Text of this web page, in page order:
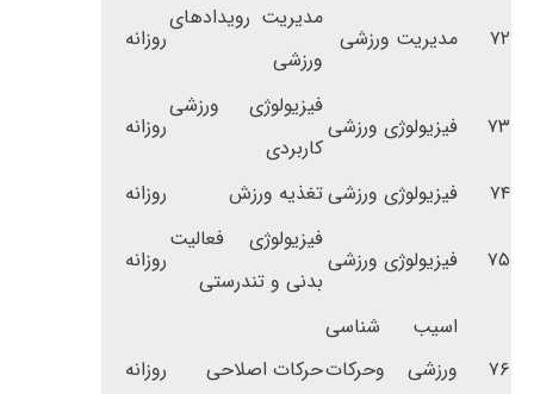
۷۲ مدیریت ورزشی
مدیریت رویدادهای
ورزشی
روزانه
۷۳ فیزیولوژی ورزشی
فیزیولوژی ورزشی
کاربردی
روزانه
۷۴ فیزیولوژی ورزشیتغذیه ورزش روزانه
۷۵ فیزیولوژی ورزشی
فیزیولوژی فعالیت
بدنی و تندرستی
روزانه
۷۶
اسیب شناسی
ورزشی وحرکاتحرکات اصلاحی روزانه